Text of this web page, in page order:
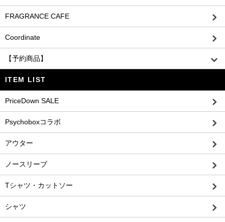
FRAGRANCE CAFE
Coordinate
【予約商品】
ITEM LIST
PriceDown SALE
Psychoboxコラボ
アウター
ノースリーブ
Tシャツ・カットソー
シャツ